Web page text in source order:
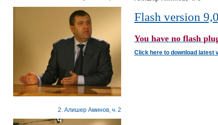
2. Алишер Аминов, ч. 2
Flash version
You have no flash
Click here to download latest